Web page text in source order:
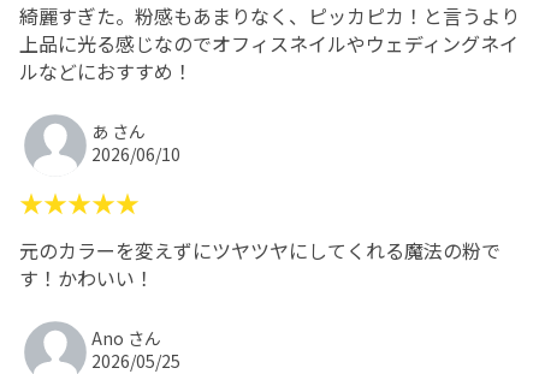
綺麗すぎた。粉感もあまりなく、ピッカピカ！と言うより
上品に光る感じなのでオフィスネイルやウェディングネイ
ルなどにおすすめ！
あ さん
2026/06/10
★★★★★
元のカラーを変えずにツヤツヤにしてくれる魔法の粉で
す！かわいい！
Ano さん
2026/05/25